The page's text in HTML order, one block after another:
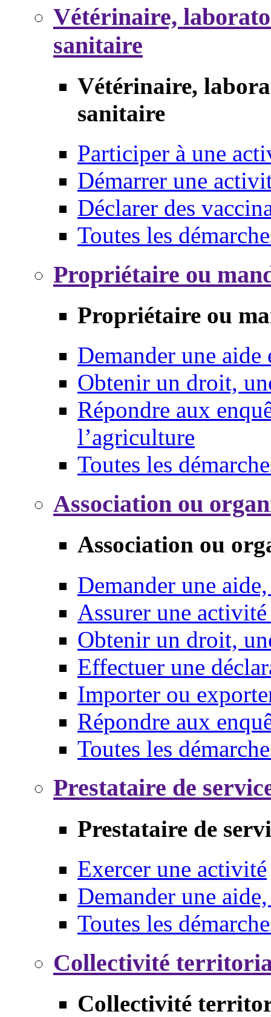
Vétérinaire,
sanitaire
Vétérinaire,
sanitaire
Participer à une
Démarrer une
Déclarer des
Toutes les
Propriétaire ou
Propriétaire ou
Demander une aide
Obtenir un droit,
Répondre aux
l’agriculture
Toutes les
Association ou
Association ou
Demander une
Assurer une
Obtenir un droit,
Effectuer une
Importer ou
Répondre aux
Toutes les
Prestataire de
Prestataire de
Exercer une activité
Demander une
Toutes les
Collectivité
Collectivité